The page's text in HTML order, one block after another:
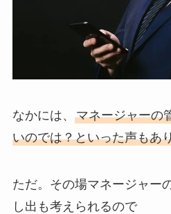
なかには、 マネージャーの
いのでは？といった声もあ
ただ。その場マネージャー
し出も考えられるので